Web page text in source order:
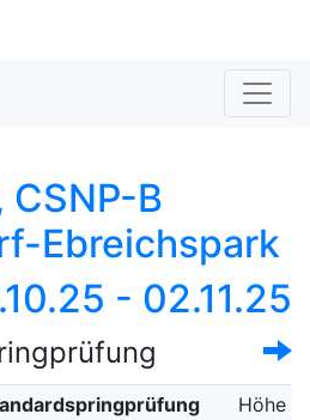
B
Ebreichspark
- 02.11.25
Höhe